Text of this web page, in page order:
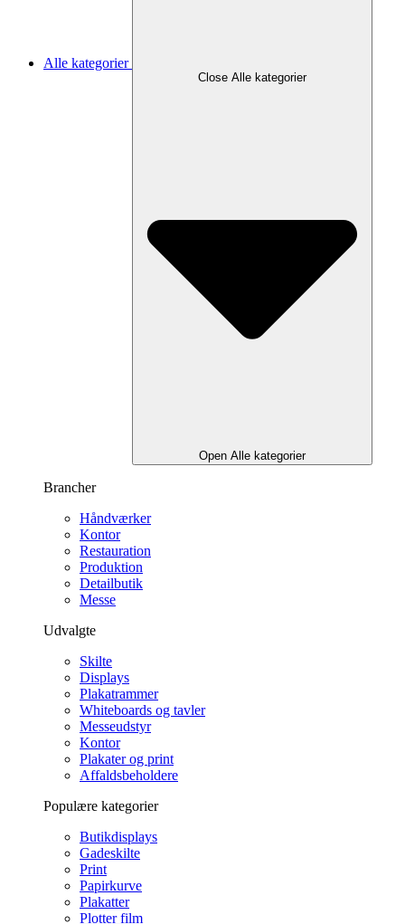
Alle kategorier
Close Alle kategorier
Open Alle kategorier
Brancher
Håndværker
Kontor
Restauration
Produktion
Detailbutik
Messe
Udvalgte
Skilte
Displays
Plakatrammer
Whiteboards og tavler
Messeudstyr
Kontor
Plakater og print
Affaldsbeholdere
Populære kategorier
Butikdisplays
Gadeskilte
Print
Papirkurve
Plakatter
Plotter film